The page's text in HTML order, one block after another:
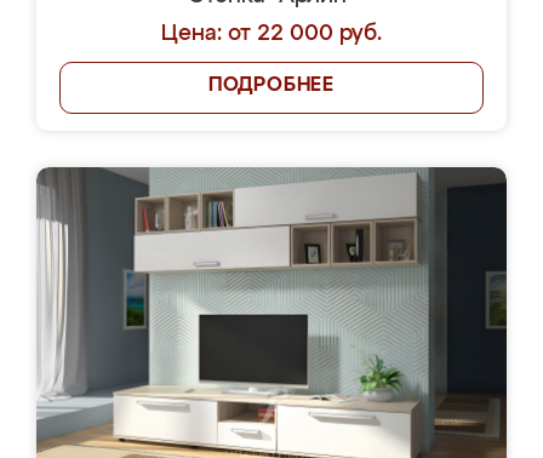
Цена: от 22 000 руб.
ПОДРОБНЕЕ